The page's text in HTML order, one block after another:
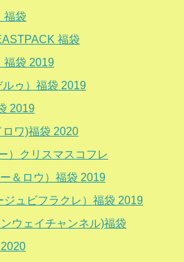
福袋
福袋
福袋 2019
ゥ）福袋 2019
2019
ワ)福袋 2020
）クリスマスコフレ
＆ロウ）福袋 2019
ジュビフラクレ）福袋 2019
ウェイチャンネル)福袋